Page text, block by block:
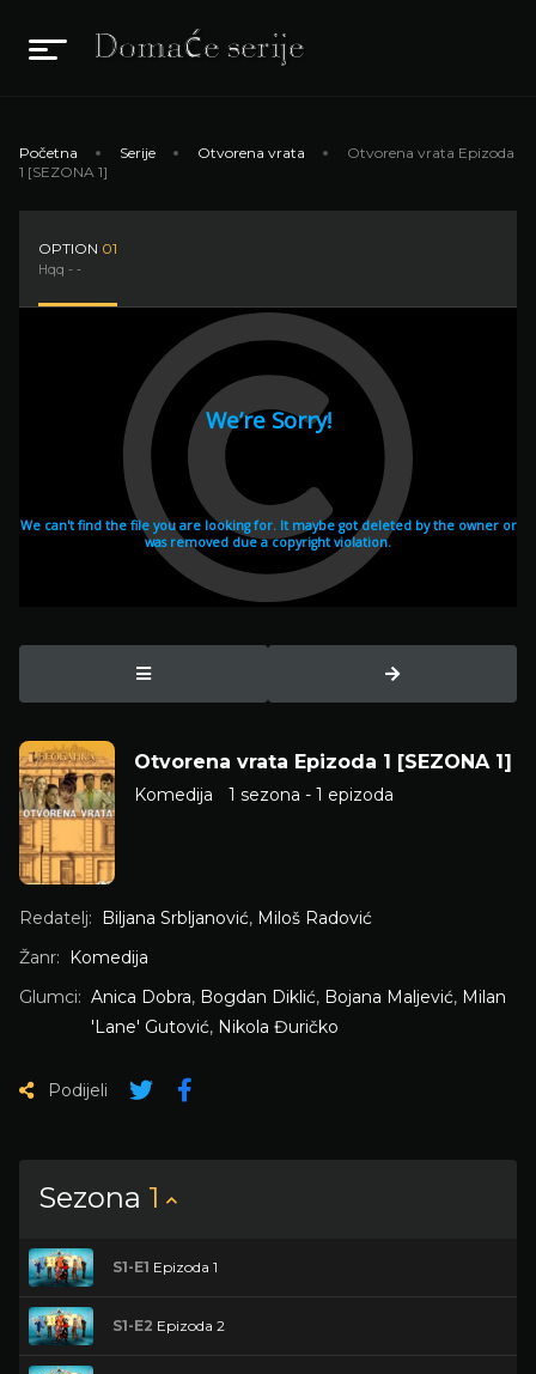
Početna Serije Otvorena vrata
Otvorena vrata Epizoda
1 [SEZONA 1]
OPTION 01
Hqq - -
Otvorena vrata Epizoda 1 [SEZONA 1]
Komedija 1 sezona - 1 epizoda
Redatelj: Biljana Srbljanović, Miloš Radović
Žanr:
Komedija
Glumci: Anica Dobra, Bogdan Diklić, Bojana Maljević, Milan
'Lane' Gutović, Nikola Đuričko
Podijeli
Sezona 1
S1-E1 Epizoda 1
S1-E2 Epizoda 2